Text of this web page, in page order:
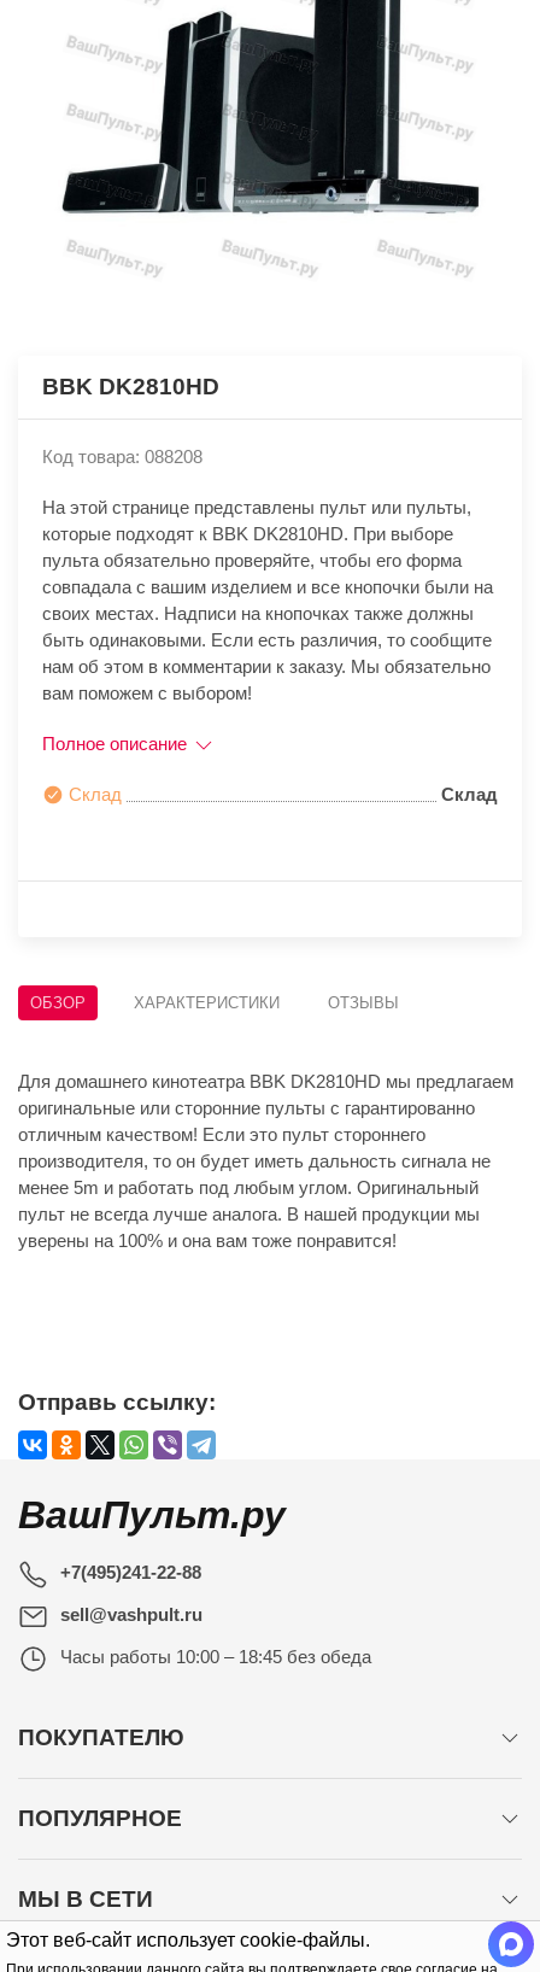
Этот веб-сайт использует cookie-файлы.
BBK DK2810HD
Код товара: 088208
На этой странице представлены пульт или пульты,
которые подходят к BBK DK2810HD. При выборе
пульта обязательно проверяйте, чтобы его форма
совпадала с вашим изделием и все кнопочки были на
своих местах. Надписи на кнопочках также должны
быть одинаковыми. Если есть различия, то сообщите
нам об этом в комментарии к заказу. Мы обязательно
вам поможем с выбором!
Полное описание
Склад Склад
ОБЗОР ХАРАКТЕРИСТИКИ ОТЗЫВЫ
Для домашнего кинотеатра BBK DK2810HD мы предлагаем
оригинальные или сторонние пульты с гарантированно
отличным качеством! Если это пульт стороннего
производителя, то он будет иметь дальность сигнала не
менее 5m и работать под любым углом. Оригинальный
пульт не всегда лучше аналога. В нашей продукции мы
уверены на 100% и она вам тоже понравится!
Отправь ссылку:
ВашПульт.ру
+7(495)241-22-88
sell@vashpult.ru
Часы работы 10:00 – 18:45 без обеда
ПОКУПАТЕЛЮ
ПОПУЛЯРНОЕ
МЫ В СЕТИ